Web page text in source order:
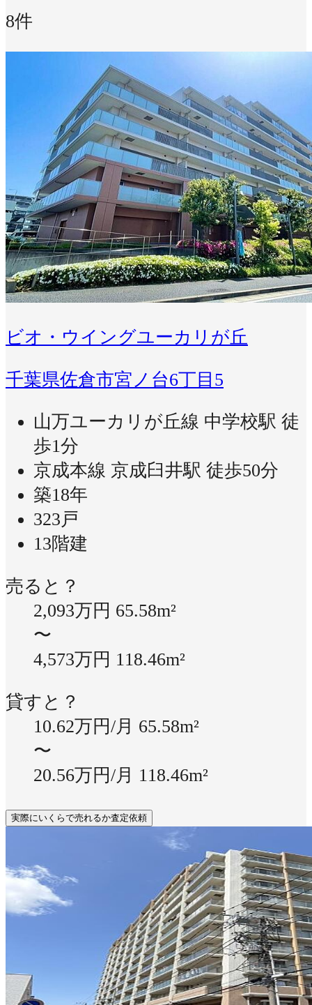
8件
ビオ・ウイングユーカリが丘
千葉県佐倉市宮ノ台6丁目5
山万ユーカリが丘線 中学校駅 徒
歩1分
京成本線 京成臼井駅 徒歩50分
築18年
323戸
13階建
売ると？
2,093万円 65.58m²
〜
4,573万円 118.46m²
貸すと？
10.62万円/月 65.58m²
〜
20.56万円/月 118.46m²
実際にいくらで売れるか査定依頼